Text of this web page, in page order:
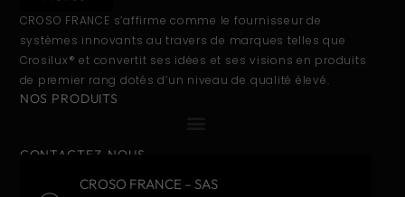
CROSO FRANCE s’affirme comme le fournisseur de
systèmes innovants au travers de marques telles que
Crosilux® et convertit ses idées et ses visions en produits
de premier rang dotés d’un niveau de qualité élevé.
NOS PRODUITS
CONTACTEZ-NOUS
CROSO FRANCE – SAS